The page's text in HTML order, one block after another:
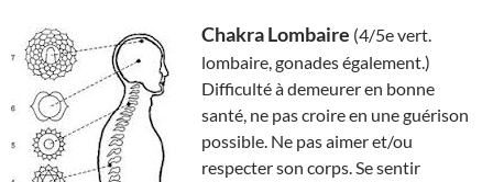
Chakra Lombaire (4/5e vert.
lombaire, gonades également.)
Difficulté à demeurer en bonne
santé, ne pas croire en une guérison
possible. Ne pas aimer et/ou
respecter son corps. Se sentir